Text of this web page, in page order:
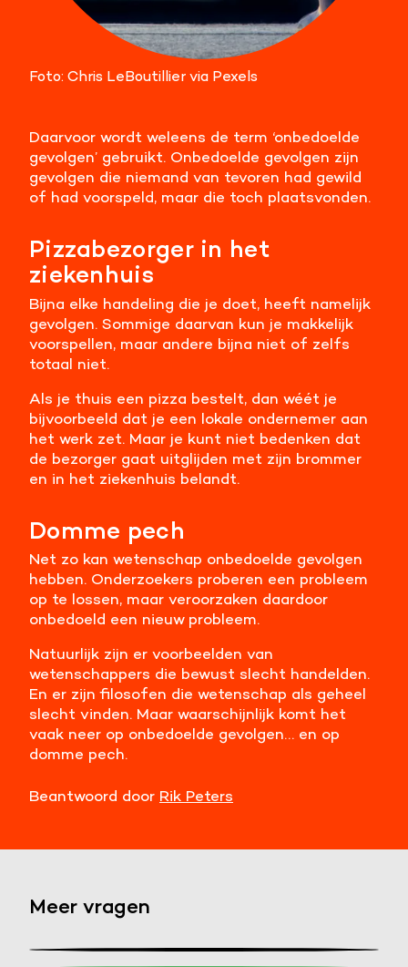
Foto: Chris LeBoutillier via Pexels
Daarvoor wordt weleens de term ‘onbedoelde
gevolgen’ gebruikt. Onbedoelde gevolgen zijn
gevolgen die niemand van tevoren had gewild
of had voorspeld, maar die toch plaatsvonden.
Pizzabezorger in het
ziekenhuis
Bijna elke handeling die je doet, heeft namelijk
gevolgen. Sommige daarvan kun je makkelijk
voorspellen, maar andere bijna niet of zelfs
totaal niet.
Als je thuis een pizza bestelt, dan wéét je
bijvoorbeeld dat je een lokale ondernemer aan
het werk zet. Maar je kunt niet bedenken dat
de bezorger gaat uitglijden met zijn brommer
en in het ziekenhuis belandt.
Domme pech
Net zo kan wetenschap onbedoelde gevolgen
hebben. Onderzoekers proberen een probleem
op te lossen, maar veroorzaken daardoor
onbedoeld een nieuw probleem.
Natuurlijk zijn er voorbeelden van
wetenschappers die bewust slecht handelden.
En er zijn filosofen die wetenschap als geheel
slecht vinden. Maar waarschijnlijk komt het
vaak neer op onbedoelde gevolgen… en op
domme pech.
Beantwoord door Rik Peters
Meer vragen